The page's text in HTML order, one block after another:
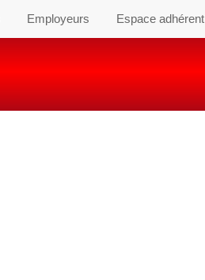
Employeurs Espace adhérent